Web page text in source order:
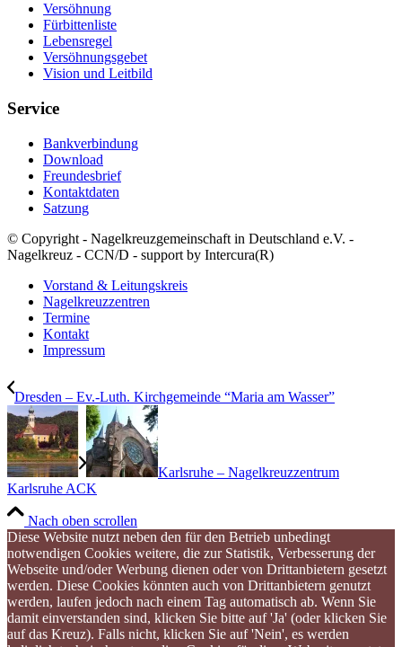
Versöhnung
Fürbittenliste
Lebensregel
Versöhnungsgebet
Vision und Leitbild
Service
Bankverbindung
Download
Freundesbrief
Kontaktdaten
Satzung
© Copyright - Nagelkreuzgemeinschaft in Deutschland e.V. -
Nagelkreuz - CCN/D - support by Intercura(R)
Vorstand & Leitungskreis
Nagelkreuzzentren
Termine
Kontakt
Impressum
Dresden – Ev.-Luth. Kirchgemeinde “Maria am Wasser”
Karlsruhe – Nagelkreuzzentrum
Karlsruhe ACK
Nach oben scrollen
Diese Website nutzt neben den für den Betrieb unbedingt
notwendigen Cookies weitere, die zur Statistik, Verbesserung der
Webseite und/oder Werbung dienen oder von Drittanbietern gesetzt
werden. Diese Cookies könnten auch von Drittanbietern genutzt
werden, laufen jedoch nach einem Tag automatisch ab. Wenn Sie
damit einverstanden sind, klicken Sie bitte auf 'Ja' (oder klicken Sie
auf das Kreuz). Falls nicht, klicken Sie auf 'Nein', es werden